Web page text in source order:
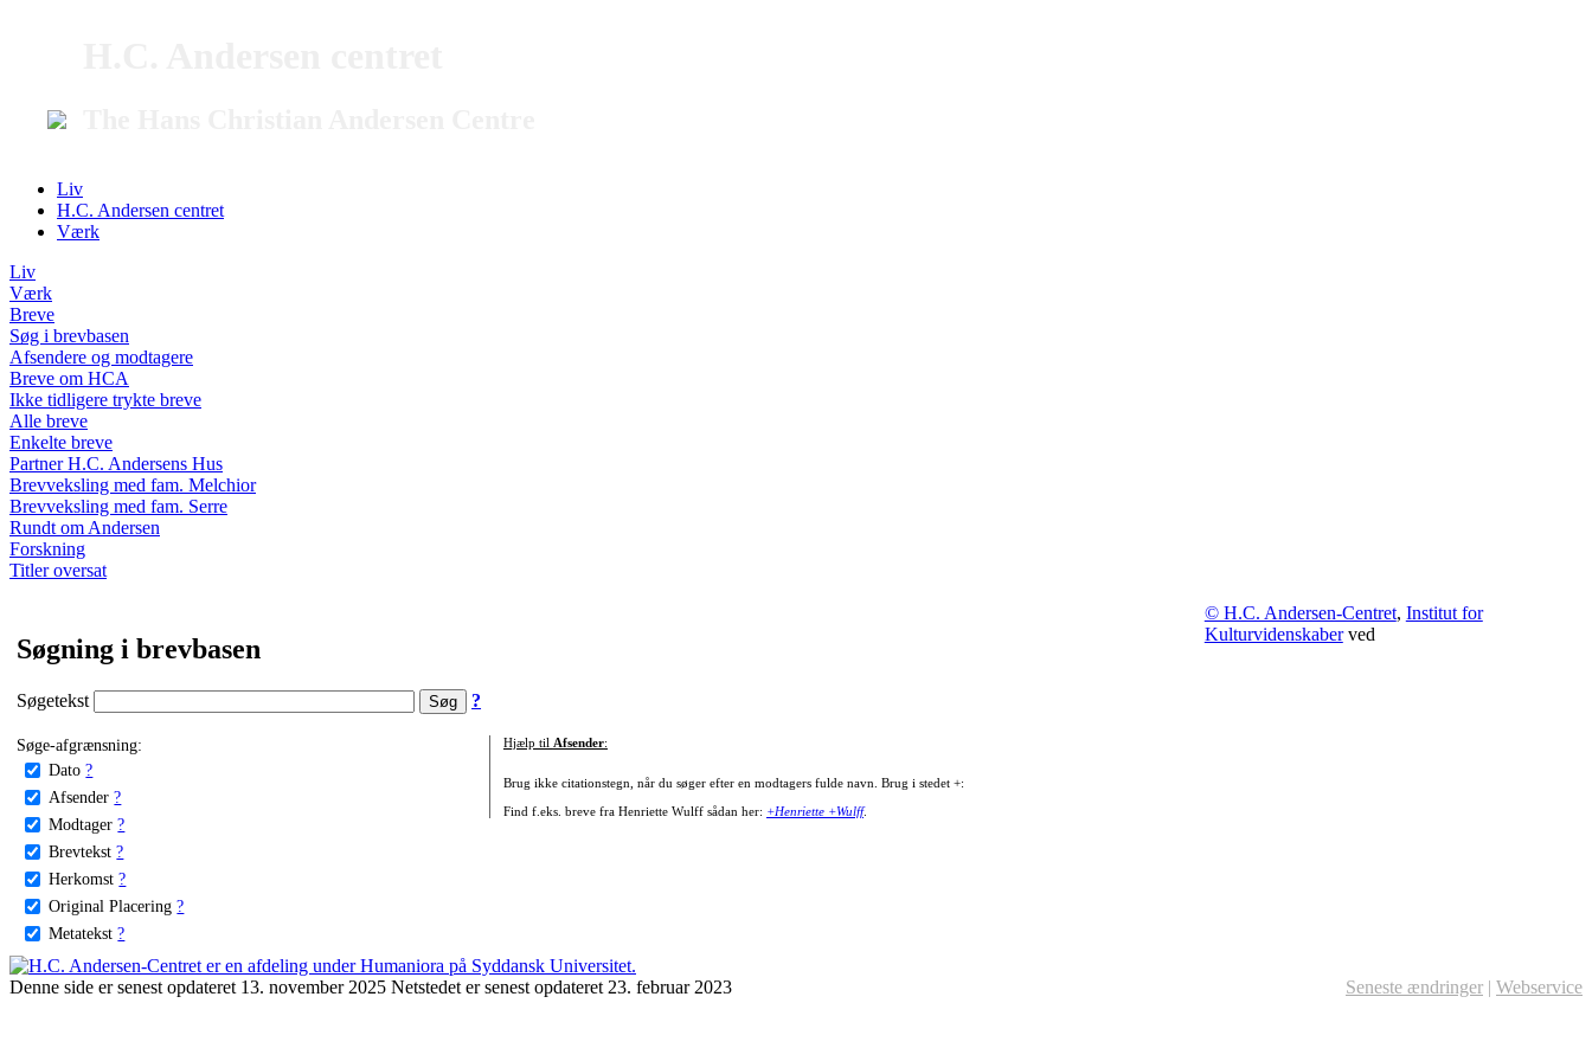
Liv
H.C. Andersen centret
Værk
Liv
Værk
Breve
Søg i brevbasen
Afsendere og modtagere
Breve om HCA
Ikke tidligere trykte breve
Alle breve
Enkelte breve
Partner H.C. Andersens Hus
Brevveksling med fam. Melchior
Brevveksling med fam. Serre
Rundt om Andersen
Forskning
Titler oversat
Søgning i brevbasen
Søgetekst ?
Søge-afgrænsning:
Dato ?
Afsender ?
Modtager ?
Brevtekst ?
Herkomst ?
Original Placering ?
Metatekst ?
Hjælp til Afsender:
Brug ikke citationstegn, når du søger efter en modtagers fulde navn. Brug i stedet +:
Find f.eks. breve fra Henriette Wulff sådan her: +Henriette +Wulff.
© H.C. Andersen-Centret, Institut for
Kulturvidenskaberved
Denne side er senest opdateret 13. november 2025 Netstedet er senest opdateret 23. februar 2023 Seneste ændringer | Webservice